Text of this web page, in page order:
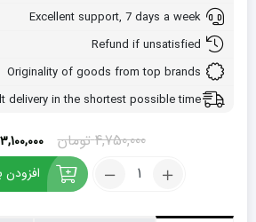
Excellent support, 7 days a week
Refund if unsatisfied
Originality of goods from top brands
delivery in the shortest possible time
4,750,000 تومان
قیمت
اصلی:
بود.
3,100,000
کود
مخصوص